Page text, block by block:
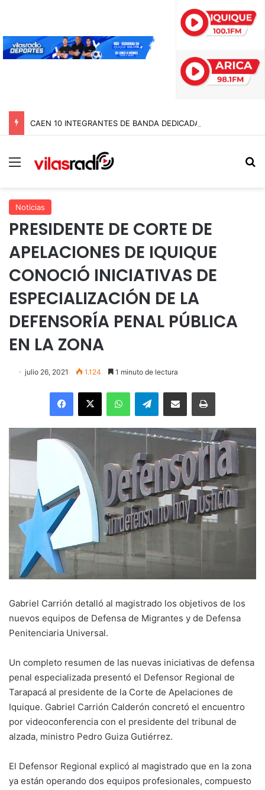
Menú
Noticias
PRESIDENTE DE CORTE DE
APELACIONES DE IQUIQUE
CONOCIÓ INICIATIVAS DE
ESPECIALIZACIÓN DE LA
DEFENSORÍA PENAL PÚBLICA
EN LA ZONA
julio 26, 2021 1.124 1 minuto de lectura
Facebook
X WhatsAppTelegramEnviar vía email Imprimir
Gabriel Carrión detalló al magistrado los objetivos de los
nuevos equipos de Defensa de Migrantes y de Defensa
Penitenciaria Universal.
Un completo resumen de las nuevas iniciativas de defensa
penal especializada presentó el Defensor Regional de
Tarapacá al presidente de la Corte de Apelaciones de
Iquique. Gabriel Carrión Calderón concretó el encuentro
por videoconferencia con el presidente del tribunal de
alzada, ministro Pedro Guiza Gutiérrez.
El Defensor Regional explicó al magistrado que en la zona
ya están operando dos equipos profesionales, compuesto